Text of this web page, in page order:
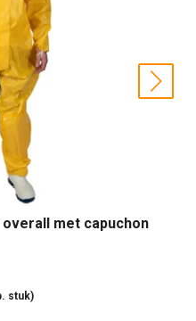
overall met capuchon
stuk)
next